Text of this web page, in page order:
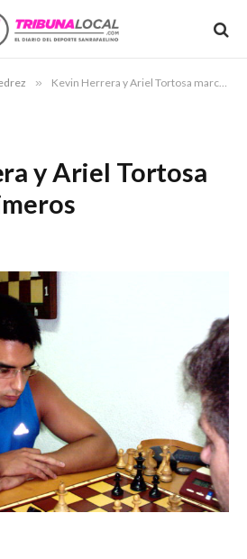
» Kevin Herrera y Ariel Tortosa marchan primeros
y Ariel Tortosa